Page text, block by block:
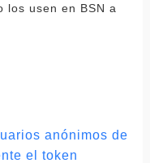
los usen en BSN a
anónimos de
el token